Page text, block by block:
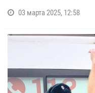
03 марта 2025, 12:58